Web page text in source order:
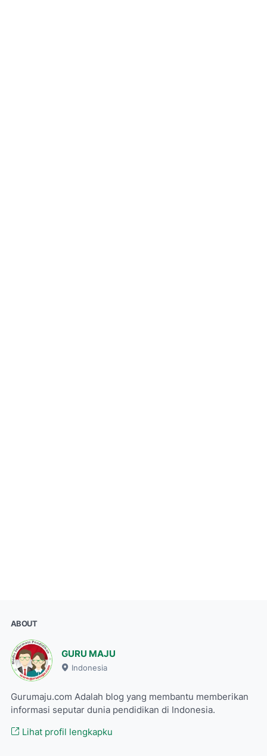
ABOUT
GURU MAJU
Indonesia
Gurumaju.com Adalah blog yang membantu memberikan
informasi seputar dunia pendidikan di Indonesia.
Lihat profil lengkapku